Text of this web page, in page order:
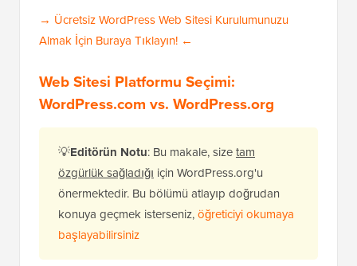
→ Ücretsiz WordPress Web Sitesi Kurulumunuzu
Almak İçin Buraya Tıklayın! ←
Web Sitesi Platformu Seçimi:
WordPress.com vs. WordPress.org
💡Editörün Notu: Bu makale, sizetam
özgürlük sağladığı için WordPress.org'u
önermektedir. Bu bölümü atlayıp doğrudan
konuya geçmek isterseniz,öğreticiyi okumaya
başlayabilirsiniz